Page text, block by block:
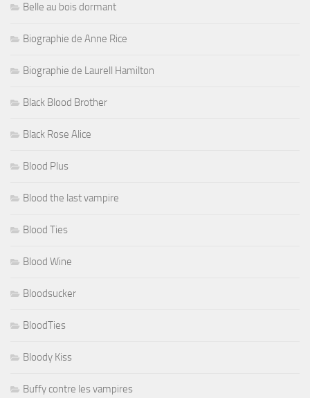
Belle au bois dormant
Biographie de Anne Rice
Biographie de Laurell Hamilton
Black Blood Brother
Black Rose Alice
Blood Plus
Blood the last vampire
Blood Ties
Blood Wine
Bloodsucker
BloodTies
Bloody Kiss
Buffy contre les vampires